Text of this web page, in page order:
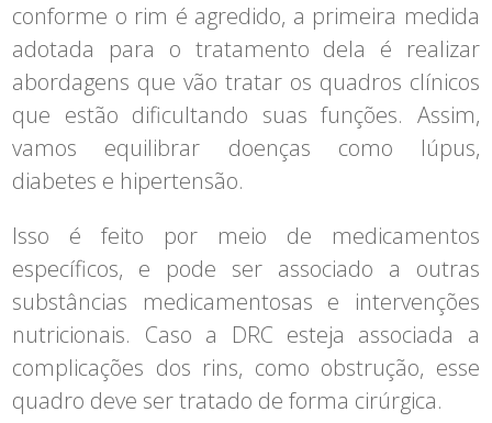
conforme o rim é agredido, a primeira medida
adotada para o tratamento dela é realizar
abordagens que vão tratar os quadros clínicos
que estão dificultando suas funções. Assim,
vamos equilibrar doenças como lúpus,
diabetes e hipertensão.
Isso é feito por meio de medicamentos
específicos, e pode ser associado a outras
substâncias medicamentosas e intervenções
nutricionais. Caso a DRC esteja associada a
complicações dos rins, como obstrução, esse
quadro deve ser tratado de forma cirúrgica.